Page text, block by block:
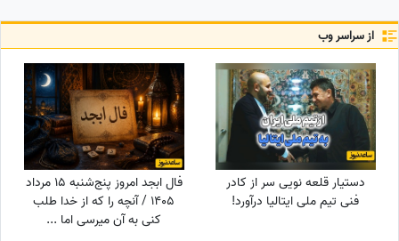
از سراسر وب
دستیار قلعه نویی سر از کادر
فنی تیم ملی ایتالیا درآورد!
فال ابجد امروز پنج‌شنبه 15 مرداد
1405 / آنچه را که از خدا طلب
کنی به آن میرسی اما ...